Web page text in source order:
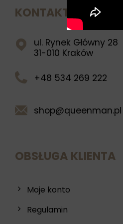
KONTAKT
ul. Rynek Główny 28
31-010 Kraków
+48 534 269 222
shop@queenman.pl
OBSŁUGA KLIENTA
Moje konto
Regulamin